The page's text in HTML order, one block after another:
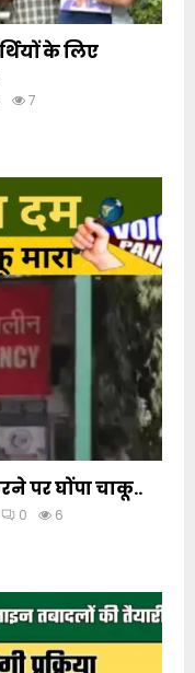
के लिए
7
पर घोंपा चाकू..
0 6